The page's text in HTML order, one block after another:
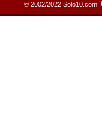
© 2002/2022 Solo10.com